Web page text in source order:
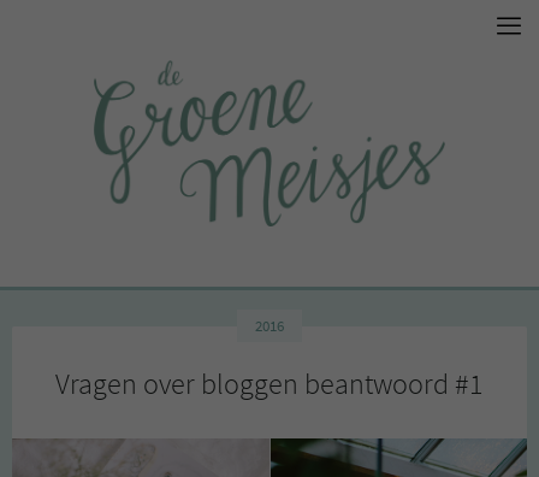
2016
Vragen over bloggen beantwoord #1